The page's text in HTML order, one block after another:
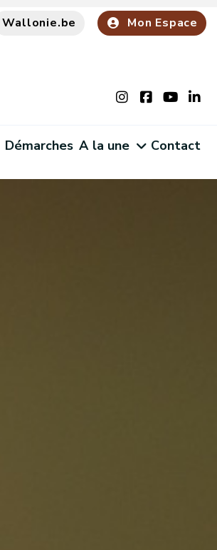
Wallonie.be Mon Espace
Démarches A la une Contact